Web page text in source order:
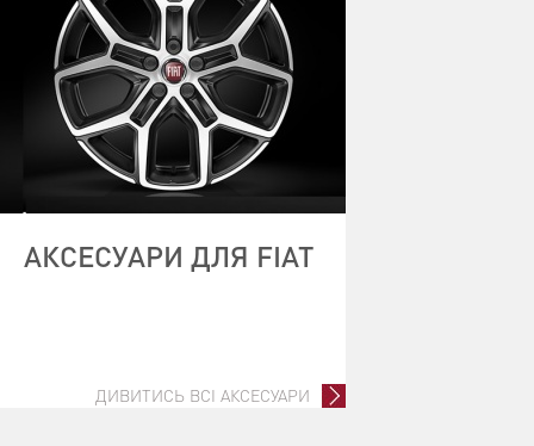
АКСЕСУАРИ ДЛЯ FIAT
ДИВИТИСЬ ВСІ АКСЕСУАРИ